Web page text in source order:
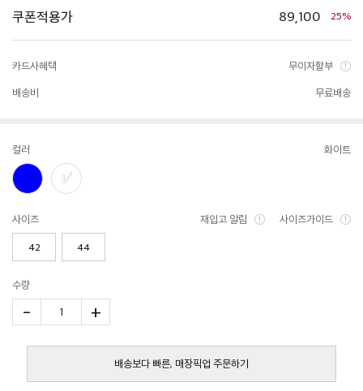
쿠폰적용가 89,100 25%
카드사혜택 무이자할부
배송비 무료배송
컬러 화이트
사이즈 재입고 알림 사이즈가이드
42 44
수량
- 1 +
배송보다 빠른, 매장픽업 주문하기